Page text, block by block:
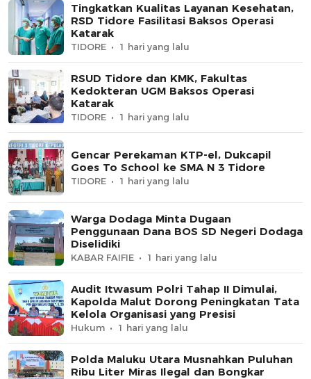
Tingkatkan Kualitas Layanan Kesehatan,
RSD Tidore Fasilitasi Baksos Operasi
Katarak
TIDORE 1 hari yang lalu
RSUD Tidore dan KMK, Fakultas
Kedokteran UGM Baksos Operasi
Katarak
TIDORE 1 hari yang lalu
Gencar Perekaman KTP-el, Dukcapil
Goes To School ke SMA N 3 Tidore
TIDORE 1 hari yang lalu
Warga Dodaga Minta Dugaan
Penggunaan Dana BOS SD Negeri Dodaga
Diselidiki
KABAR FAIFIE 1 hari yang lalu
Audit Itwasum Polri Tahap II Dimulai,
Kapolda Malut Dorong Peningkatan Tata
Kelola Organisasi yang Presisi
Hukum 1 hari yang lalu
Polda Maluku Utara Musnahkan Puluhan
Ribu Liter Miras Ilegal dan Bongkar